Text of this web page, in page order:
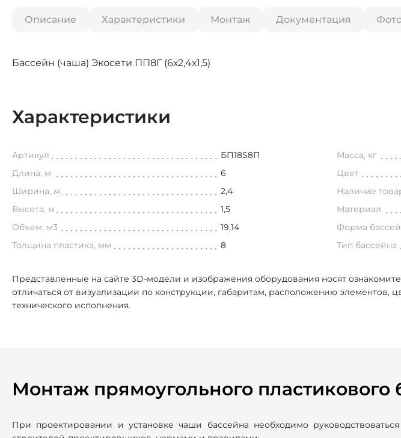
Описание Характеристики Монтаж Документация
Бассейн (чаша) Экосети ПП8Г (6х2,4х1,5)
Характеристики
Артикул
БП18S8П
Длина, м
6
Ширина, м
2,4
Высота, м
1,5
Объем, м3
19,14
Толщина пластика, мм
8
Масса, кг
Цвет
Наличие
Материал
Форма
Тип бассейна
Представленные на сайте 3D-модели и изображения оборудования носят
отличаться от визуализации по конструкции, габаритам, расположению элементов,
технического исполнения.
Монтаж прямоугольного пластикового
При проектировании и установке чаши бассейна необходимо